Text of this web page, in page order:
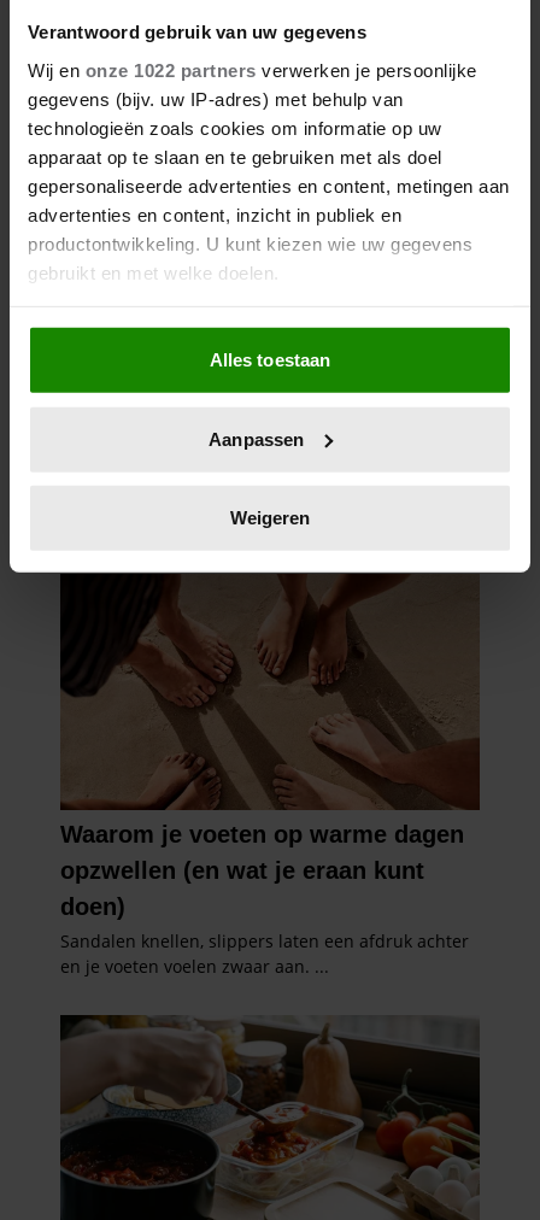
Verantwoord gebruik van uw gegevens
Wij en onze 1022 partners verwerken je persoonlijke
gegevens (bijv. uw IP-adres) met behulp van
technologieën zoals cookies om informatie op uw
apparaat op te slaan en te gebruiken met als doel
gepersonaliseerde advertenties en content, metingen aan
advertenties en content, inzicht in publiek en
productontwikkeling. U kunt kiezen wie uw gegevens
gebruikt en met welke doelen.
Als u het toestaat, willen we ook graag:
Informatie verzamelen over uw geografische
locatie, die tot een paar meter nauwkeurig kan zijn
scannen op specifieke eigenschappen (fingerprinting)
verwerkt en stel uw voorkeuren in het
intrekken in de Cookieverklaring.
We gebruiken cookies om content en advertenties te
personaliseren, om functies voor social media te bieden
en om ons websiteverkeer te analyseren. Ook delen we
informatie over uw gebruik van onze site met onze
partners voor social media, adverteren en analyse. Deze
partners kunnen deze gegevens combineren met andere
informatie die u aan ze heeft verstrekt of die ze hebben
verzameld op basis van uw gebruik van hun services. U
gaat akkoord met onze cookies als u onze website blijft
gebruiken.
Alles toestaan
Aanpassen
Weigeren
Waarom compressiekousen
tijdens een lange reis een slim
idee kunnen zijn